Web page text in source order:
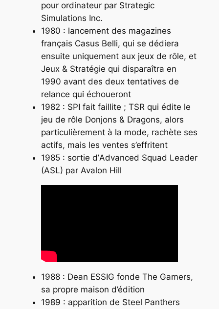
pour ordinateur par Strategic
Simulations Inc.
1980 : lancement des magazines
français Casus Belli, qui se dédiera
ensuite uniquement aux jeux de rôle, et
Jeux & Stratégie qui disparaîtra en
1990 avant des deux tentatives de
relance qui échoueront
1982 : SPI fait faillite ; TSR qui édite le
jeu de rôle Donjons & Dragons, alors
particulièrement à la mode, rachète ses
actifs, mais les ventes s’effritent
1985 : sortie d’Advanced Squad Leader
(ASL) par Avalon Hill
1988 : Dean ESSIG fonde The Gamers,
sa propre maison d’édition
1989 : apparition de Steel Panthers